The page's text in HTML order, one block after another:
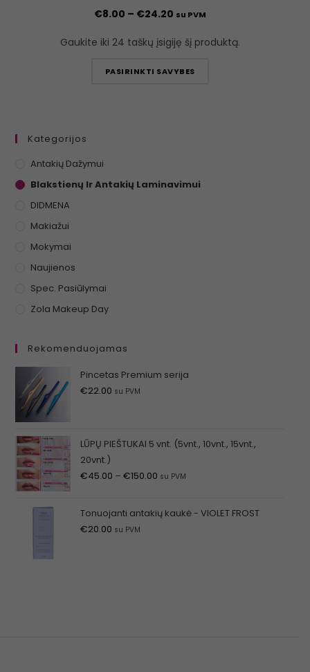
€8.00 – €24.20 su PVM
Gaukite iki 24 taškų įsigiję šį produktą.
PASIRINKTI SAVYBES
Kategorijos
Antakių Dažymui
Blakstienų Ir Antakių Laminavimui
DIDMENA
Makiažui
Mokymai
Naujienos
Spec. Pasiūlymai
Zola Makeup Day
Rekomenduojamas
Pincetas Premium serija
€22.00 su PVM
LŪPŲ PIEŠTUKAI 5 vnt. (5vnt., 10vnt., 15vnt.,
20vnt.)
€45.00 – €150.00 su PVM
Tonuojanti antakių kaukė - VIOLET FROST
€20.00 su PVM